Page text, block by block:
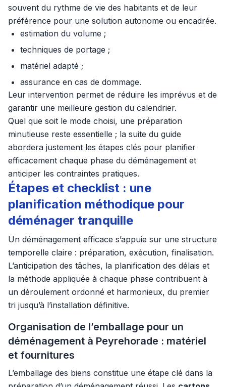
souvent du rythme de vie des habitants et de leur
préférence pour une solution autonome ou encadrée.
estimation du volume ;
techniques de portage ;
matériel adapté ;
assurance en cas de dommage.
Leur intervention permet de réduire les imprévus et de
garantir une meilleure gestion du calendrier.
Quel que soit le mode choisi, une préparation
minutieuse reste essentielle ; la suite du guide
abordera justement les étapes clés pour planifier
efficacement chaque phase du déménagement et
anticiper les contraintes pratiques.
Étapes et checklist : une
planification méthodique pour
déménager tranquille
Un déménagement efficace s’appuie sur une structure
temporelle claire : préparation, exécution, finalisation.
L’anticipation des tâches, la planification des délais et
la méthode appliquée à chaque phase contribuent à
un déroulement ordonné et harmonieux, du premier
tri jusqu’à l’installation définitive.
Organisation de l’emballage pour un
déménagement à Peyrehorade : matériel
et fournitures
L’emballage des biens constitue une étape clé dans la